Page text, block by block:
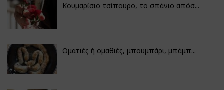
Κουμαρίσιο τσίπουρο, το σπάνιο απόσ...
Οματιές ή ομαθιές, μπουμπάρι, μπάμπ...